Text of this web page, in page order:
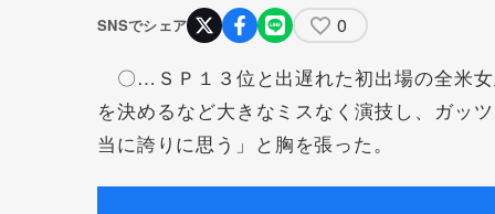
SNSでシェア 0
〇…ＳＰ１３位と出遅れた初出場の全米
を決めるなど大きなミスなく演技し、ガッ
当に誇りに思う」と胸を張った。